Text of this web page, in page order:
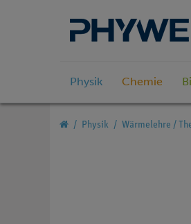
Physik Chemie
Physik Wärmelehre /